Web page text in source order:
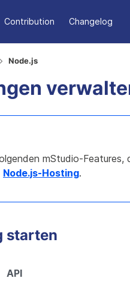
Contribution Changelog
Node.js
mStudio-Features,
Node.js-Hosting.
starten
API